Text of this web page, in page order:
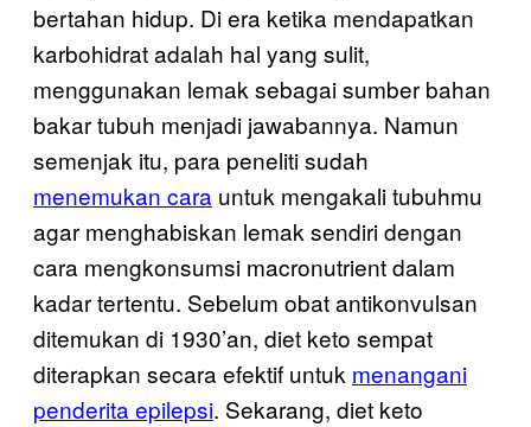
bertahan hidup. Di era ketika mendapatkan
karbohidrat adalah hal yang sulit,
menggunakan lemak sebagai sumber bahan
bakar tubuh menjadi jawabannya. Namun
semenjak itu, para peneliti sudah
menemukan cara untuk mengakali tubuhmu
agar menghabiskan lemak sendiri dengan
cara mengkonsumsi macronutrient dalam
kadar tertentu. Sebelum obat antikonvulsan
ditemukan di 1930’an, diet keto sempat
diterapkan secara efektif untuk menangani
penderita epilepsi. Sekarang, diet keto